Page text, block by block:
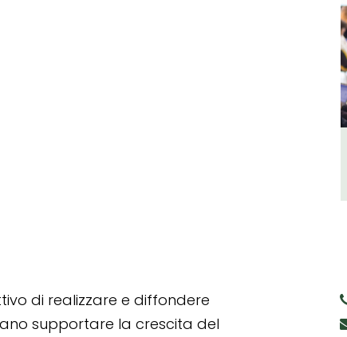
di realizzare e diffondere
supportare la crescita del